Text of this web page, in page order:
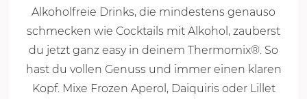
Alkoholfreie Drinks, die mindestens genauso
schmecken wie Cocktails mit Alkohol, zauberst
du jetzt ganz easy in deinem Thermomix®. So
hast du vollen Genuss und immer einen klaren
Kopf. Mixe Frozen Aperol, Daiquiris oder Lillet